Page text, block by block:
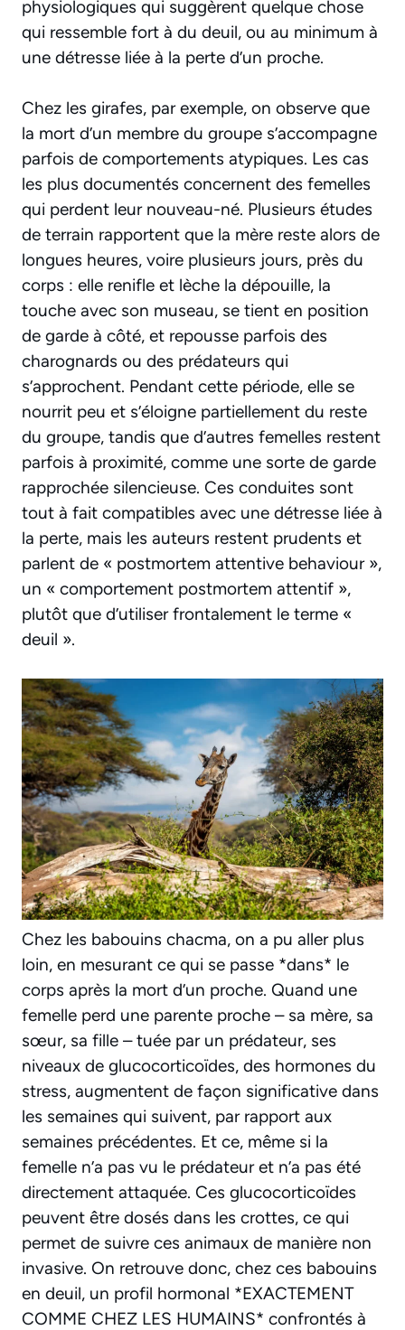
physiologiques qui suggèrent quelque chose
qui ressemble fort à du deuil, ou au minimum à
une détresse liée à la perte d’un proche.
Chez les girafes, par exemple, on observe que
la mort d’un membre du groupe s’accompagne
parfois de comportements atypiques. Les cas
les plus documentés concernent des femelles
qui perdent leur nouveau-né. Plusieurs études
de terrain rapportent que la mère reste alors de
longues heures, voire plusieurs jours, près du
corps : elle renifle et lèche la dépouille, la
touche avec son museau, se tient en position
de garde à côté, et repousse parfois des
charognards ou des prédateurs qui
s’approchent. Pendant cette période, elle se
nourrit peu et s’éloigne partiellement du reste
du groupe, tandis que d’autres femelles restent
parfois à proximité, comme une sorte de garde
rapprochée silencieuse. Ces conduites sont
tout à fait compatibles avec une détresse liée à
la perte, mais les auteurs restent prudents et
parlent de « postmortem attentive behaviour »,
un « comportement postmortem attentif »,
plutôt que d’utiliser frontalement le terme «
deuil ».
Chez les babouins chacma, on a pu aller plus
loin, en mesurant ce qui se passe *dans* le
corps après la mort d’un proche. Quand une
femelle perd une parente proche – sa mère, sa
sœur, sa fille – tuée par un prédateur, ses
niveaux de glucocorticoïdes, des hormones du
stress, augmentent de façon significative dans
les semaines qui suivent, par rapport aux
semaines précédentes. Et ce, même si la
femelle n’a pas vu le prédateur et n’a pas été
directement attaquée. Ces glucocorticoïdes
peuvent être dosés dans les crottes, ce qui
permet de suivre ces animaux de manière non
invasive. On retrouve donc, chez ces babouins
en deuil, un profil hormonal *EXACTEMENT
COMME CHEZ LES HUMAINS* confrontés à